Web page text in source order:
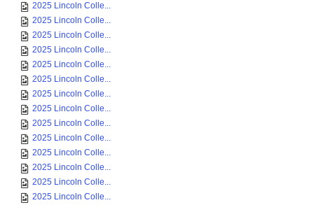
2025 Lincoln Colle...
2025 Lincoln Colle...
2025 Lincoln Colle...
2025 Lincoln Colle...
2025 Lincoln Colle...
2025 Lincoln Colle...
2025 Lincoln Colle...
2025 Lincoln Colle...
2025 Lincoln Colle...
2025 Lincoln Colle...
2025 Lincoln Colle...
2025 Lincoln Colle...
2025 Lincoln Colle...
2025 Lincoln Colle...